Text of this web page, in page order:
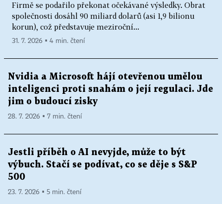
Firmě se podařilo překonat očekávané výsledky. Obrat
společnosti dosáhl 90 miliard dolarů (asi 1,9 bilionu
korun), což představuje meziroční...
31. 7. 2026 ▪ 4 min. čtení
Nvidia a Microsoft hájí otevřenou umělou
inteligenci proti snahám o její regulaci. Jde
jim o budoucí zisky
28. 7. 2026 ▪ 7 min. čtení
Jestli příběh o AI nevyjde, může to být
výbuch. Stačí se podívat, co se děje s S&P
500
23. 7. 2026 ▪ 5 min. čtení